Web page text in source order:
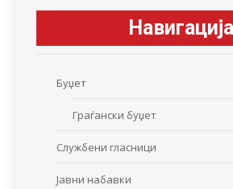
Навигација
Буџет
Граѓански буџет
Службени гласници
Јавни набавки